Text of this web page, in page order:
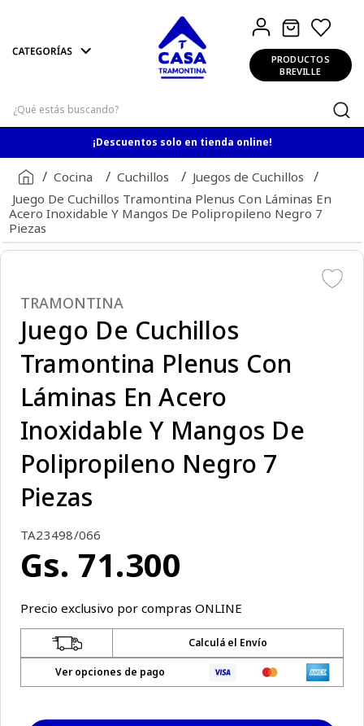
PRODUCTOS
BREVILLE
¡Descuentos solo en tienda online!
Cocina Cuchillos
Juegos de Cuchillos
Juego De Cuchillos Tramontina Plenus Con Láminas En
Acero Inoxidable Y Mangos De Polipropileno Negro 7
Piezas
TRAMONTINA
Juego De Cuchillos
Tramontina Plenus Con
Láminas En Acero
Inoxidable Y Mangos De
Polipropileno Negro 7
Piezas
TA23498/066
Gs. 71.300
Precio exclusivo por compras ONLINE
Calculá el Envío
Ver opciones de pago